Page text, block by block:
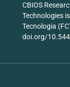
CBIOS
Technologies
Tecnologia
doi.org/